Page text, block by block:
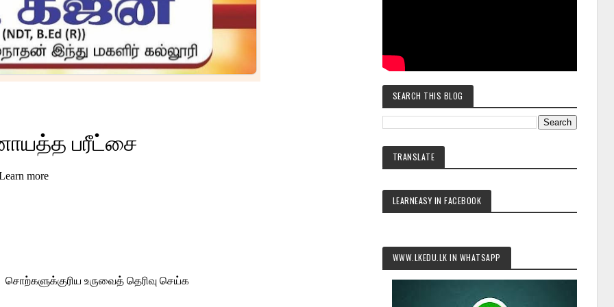
SEARCH THIS BLOG
TRANSLATE
LEARNEASY IN FACEBOOK
WWW.LKEDU.LK IN WHATSAPP